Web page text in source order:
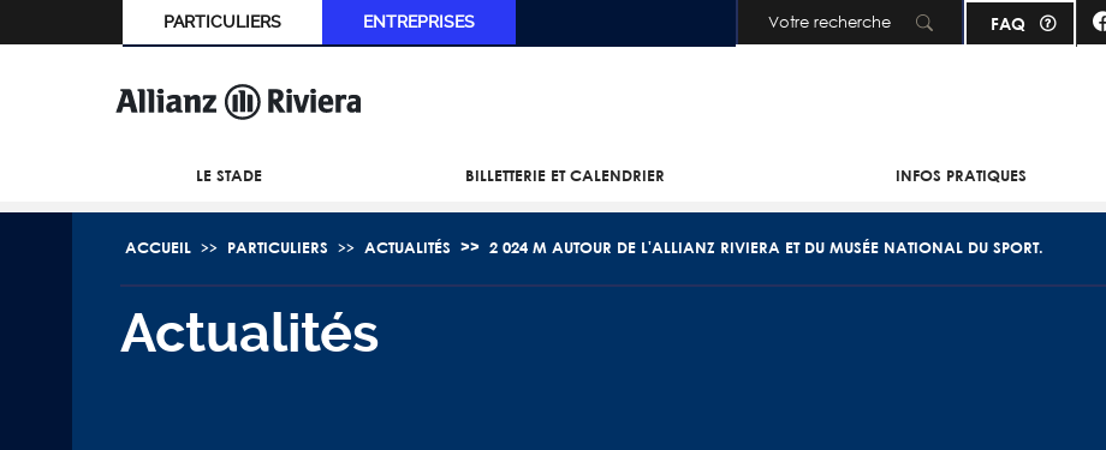
Aller au contenu principalFAQ
PARTICULIERS ENTREPRISES
LE STADE BILLETTERIE ET CALENDRIER INFOS PRATIQUES
ACCUEIL PARTICULIERS ACTUALITÉS 2 024 M AUTOUR DE L'ALLIANZ RIVIERA ET DU MUSÉE NATIONAL DU SPORT.
Actualités